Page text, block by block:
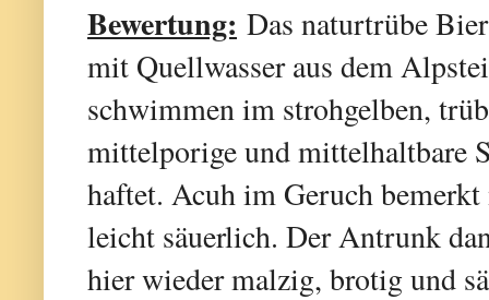
Bewertung: Das naturtrübe
mit Quellwasser aus dem
schwimmen im strohgelben,
mittelporige und mittelhaltbare
haftet. Acuh im Geruch
leicht säuerlich. Der Antrunk
hier wieder malzig, brotig und